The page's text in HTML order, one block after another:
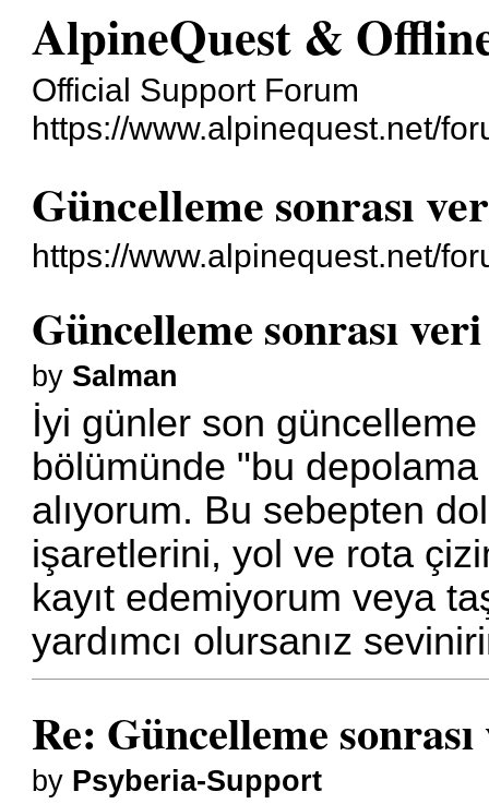
AlpineQuest &
Official Support Forum
https://www.alpinequest.net/
Güncelleme sonrası
https://www.alpinequest.net/
Güncelleme sonrası
by Salman
İyi günler son
bölümünde "bu depolama
alıyorum. Bu sebepten
işaretlerini, yol ve rota
kayıt edemiyorum veya
yardımcı olursanız
Re: Güncelleme
by Psyberia-Support